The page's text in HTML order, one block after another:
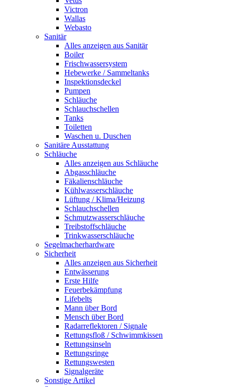
Victron
Wallas
Webasto
Sanitär
Alles anzeigen aus Sanitär
Boiler
Frischwassersystem
Hebewerke / Sammeltanks
Inspektionsdeckel
Pumpen
Schläuche
Schlauchschellen
Tanks
Toiletten
Waschen u. Duschen
Sanitäre Ausstattung
Schläuche
Alles anzeigen aus Schläuche
Abgasschläuche
Fäkalienschläuche
Kühlwasserschläuche
Lüftung / Klima/Heizung
Schlauchschellen
Schmutzwasserschläuche
Treibstoffschläuche
Trinkwasserschläuche
Segelmacherhardware
Sicherheit
Alles anzeigen aus Sicherheit
Entwässerung
Erste Hilfe
Feuerbekämpfung
Lifebelts
Mann über Bord
Mensch über Bord
Radarreflektoren / Signale
Rettungsfloß / Schwimmkissen
Rettungsinseln
Rettungsringe
Rettungswesten
Signalgeräte
Sonstige Artikel